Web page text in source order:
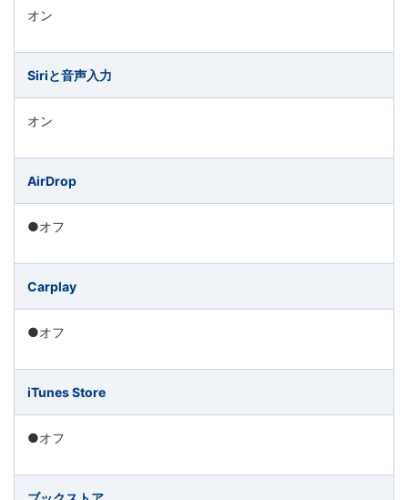
た
教
サ
ー
ス
を
展
開
オン
Siriと音声入力
オン
AirDrop
●オフ
Carplay
●オフ
iTunes Store
●オフ